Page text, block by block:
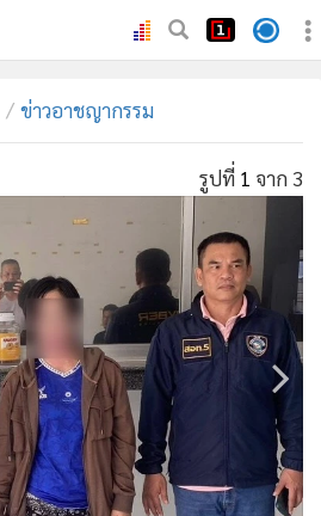
ข่าวอาชญากรรม
รูปที่ 1 จาก 3